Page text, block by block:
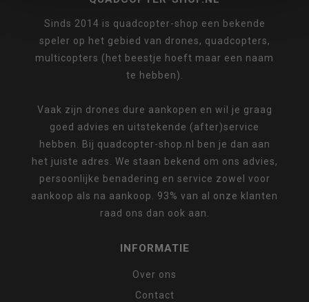
Sinds 2014 is quadcopter-shop een bekende
speler op het gebied van drones, quadcopters,
multicopters (het beestje hoeft maar een naam
te hebben).
Vaak zijn drones dure aankopen en wil je graag
goed advies en uitstekende (after)service
hebben. Bij quadcopter-shop.nl ben je dan aan
het juiste adres. We staan bekend om ons advies,
persoonlijke benadering en service zowel voor
aankoop als na aankoop. 93% van al onze klanten
raad ons dan ook aan.
INFORMATIE
Over ons
Contact